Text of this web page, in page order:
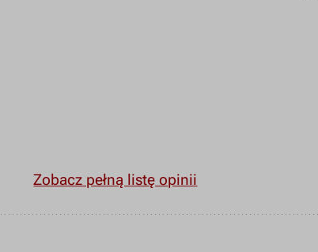
Zobacz pełną listę opinii